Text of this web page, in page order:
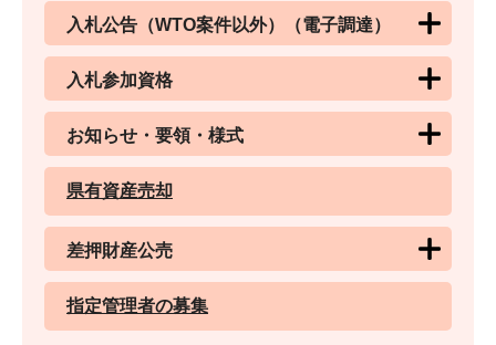
入札公告（WTO案件以外）（電子調達）
入札参加資格
お知らせ・要領・様式
県有資産売却
差押財産公売
指定管理者の募集